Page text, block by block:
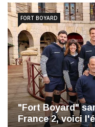
"Fort Boyard"
France 2, voici
FORT BOYARD